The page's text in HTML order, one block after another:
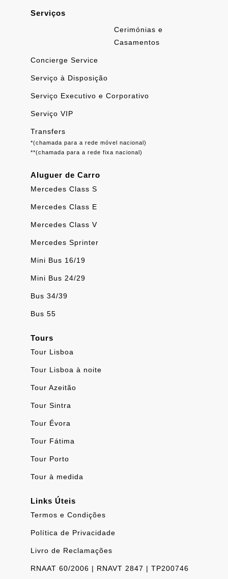
Serviços
Cerimónias e
Casamentos
Concierge Service
Serviço à Disposição
Serviço Executivo e Corporativo
Serviço VIP
Transfers
*(chamada para a rede móvel nacional)
**(chamada para a rede fixa nacional)
Aluguer de Carro
Mercedes Class S
Mercedes Class E
Mercedes Class V
Mercedes Sprinter
Mini Bus 16/19
Mini Bus 24/29
Bus 34/39
Bus 55
Tours
Tour Lisboa
Tour Lisboa à noite
Tour Azeitão
Tour Sintra
Tour Évora
Tour Fátima
Tour Porto
Tour à medida
Links Úteis
Termos e Condições
Política de Privacidade
Livro de Reclamações
RNAAT 60/2006 | RNAVT 2847 | TP200746